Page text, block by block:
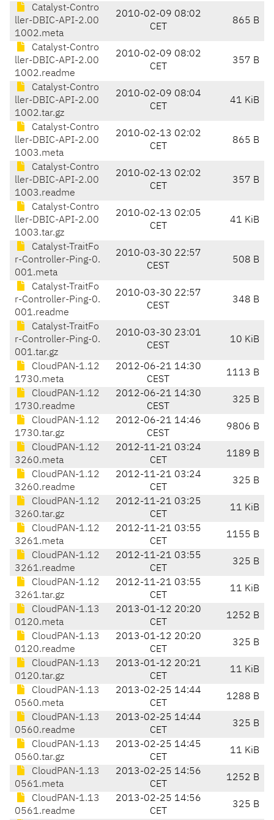
Catalyst-Contro
ller-DBIC-API-2.00
1002.meta
2010-02-09 08:02
CET
865 B
Catalyst-Contro
ller-DBIC-API-2.00
1002.readme
2010-02-09 08:02
CET
357 B
Catalyst-Contro
ller-DBIC-API-2.00
1002.tar.gz
2010-02-09 08:04
CET
41 KiB
Catalyst-Contro
ller-DBIC-API-2.00
1003.meta
2010-02-13 02:02
CET
865 B
Catalyst-Contro
ller-DBIC-API-2.00
1003.readme
2010-02-13 02:02
CET
357 B
Catalyst-Contro
ller-DBIC-API-2.00
1003.tar.gz
2010-02-13 02:05
CET
41 KiB
Catalyst-TraitFo
r-Controller-Ping-0.
001.meta
2010-03-30 22:57
CEST
508 B
Catalyst-TraitFo
r-Controller-Ping-0.
001.readme
2010-03-30 22:57
CEST
348 B
Catalyst-TraitFo
r-Controller-Ping-0.
001.tar.gz
2010-03-30 23:01
CEST
10 KiB
CloudPAN-1.12
1730.meta
2012-06-21 14:30
CEST
1113 B
CloudPAN-1.12
1730.readme
2012-06-21 14:30
CEST
325 B
CloudPAN-1.12
1730.tar.gz
2012-06-21 14:46
CEST
9806 B
CloudPAN-1.12
3260.meta
2012-11-21 03:24
CET
1189 B
CloudPAN-1.12
3260.readme
2012-11-21 03:24
CET
325 B
CloudPAN-1.12
3260.tar.gz
2012-11-21 03:25
CET
11 KiB
CloudPAN-1.12
3261.meta
2012-11-21 03:55
CET
1155 B
CloudPAN-1.12
3261.readme
2012-11-21 03:55
CET
325 B
CloudPAN-1.12
3261.tar.gz
2012-11-21 03:55
CET
11 KiB
CloudPAN-1.13
0120.meta
2013-01-12 20:20
CET
1252 B
CloudPAN-1.13
0120.readme
2013-01-12 20:20
CET
325 B
CloudPAN-1.13
0120.tar.gz
2013-01-12 20:21
CET
11 KiB
CloudPAN-1.13
0560.meta
2013-02-25 14:44
CET
1288 B
CloudPAN-1.13
0560.readme
2013-02-25 14:44
CET
325 B
CloudPAN-1.13
0560.tar.gz
2013-02-25 14:45
CET
11 KiB
CloudPAN-1.13
0561.meta
2013-02-25 14:56
CET
1252 B
CloudPAN-1.13
0561.readme
2013-02-25 14:56
CET
325 B